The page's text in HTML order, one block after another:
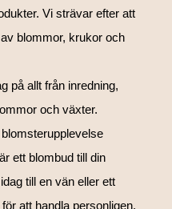
Vi strävar efter att
blommor, krukor och
på allt från inredning,
och växter.
ett blombud till din
till en vän eller ett
att handla personligen,